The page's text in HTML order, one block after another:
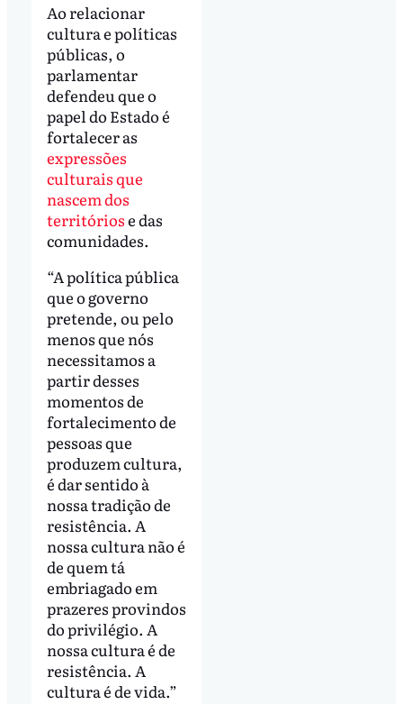
Ao relacionar
cultura e políticas
públicas, o
parlamentar
defendeu que o
papel do Estado é
fortalecer as
expressões
culturais que
nascem dos
territóriose das
comunidades.
“A política pública
que o governo
pretende, ou pelo
menos que nós
necessitamos a
partir desses
momentos de
fortalecimento de
pessoas que
produzem cultura,
é dar sentido à
nossa tradição de
resistência. A
nossa cultura não é
de quem tá
embriagado em
prazeres provindos
do privilégio. A
nossa cultura é de
resistência. A
cultura é de vida.”